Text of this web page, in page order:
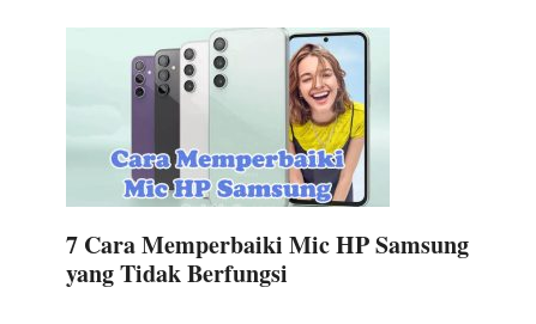
7 Cara Memperbaiki Mic HP Samsung
yang Tidak Berfungsi